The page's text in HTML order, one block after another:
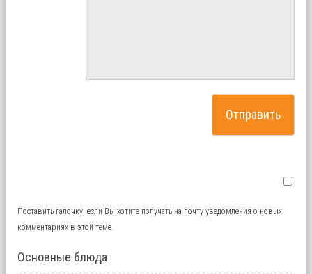
Поставить галочку, если Вы хотите получать на почту уведомления о новых
комментариях в этой теме.
Основные блюда